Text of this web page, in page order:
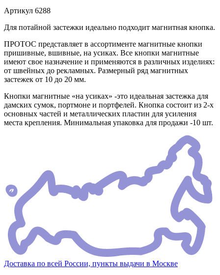
Артикул 6288
Для потайной застежки идеально подходит магнитная кнопка.
ПРОТОС представляет в ассортименте магнитные кнопки
пришивные, вшивные, на усиках. Все кнопки магнитные
имеют свое назначение и применяются в различных изделиях:
от швейных до рекламных. Размерный ряд магнитных
застежек от 10 до 20 мм.
Кнопки магнитные «на усиках» -это идеальная застежка для
дамских сумок, портмоне и портфелей. Кнопка состоит из 2-х
основных частей и металлических пластин для усиления
места крепления. Минимальная упаковка для продажи -10 шт.
Доставка по всей России, пункты выдачи в Москве